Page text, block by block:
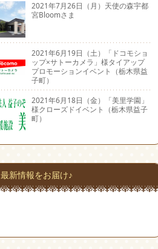
2021年7月26日（月）天使の森宇都
宮Bloomさま
2021年6月19日（土）「ドコモショ
ップ×サトーカメラ」様タイアップ
プロモーションイベント（栃木県益
子町）
2021年6月18日（金）「美里学園」
様クローズドイベント（栃木県益子
町）
最新情報をお届け♪